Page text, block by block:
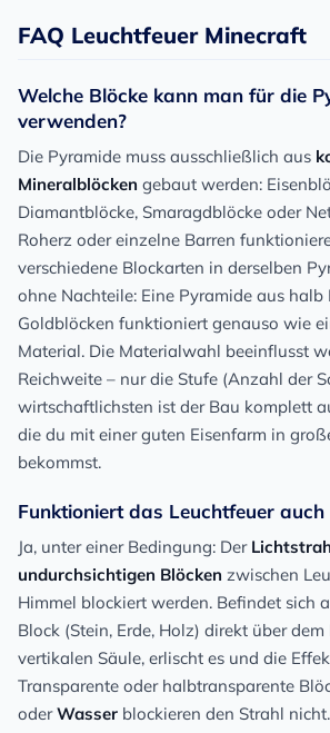
FAQ Leuchtfeuer Minecraft
Welche Blöcke kann man für die
verwenden?
Die Pyramide muss ausschließlich aus
Mineralblöcken gebaut werden:
Diamantblöcke, Smaragdblöcke oder
Roherz oder einzelne Barren
verschiedene Blockarten in derselben
ohne Nachteile: Eine Pyramide aus
Goldblöcken funktioniert genauso wie
Material. Die Materialwahl beeinflusst
Reichweite – nur die Stufe (Anzahl der
wirtschaftlichsten ist der Bau komplett
die du mit einer guten Eisenfarm in
bekommst.
Funktioniert das Leuchtfeuer
Ja, unter einer Bedingung: Der
undurchsichtigen Blöcken zwischen
Himmel blockiert werden. Befindet sich
Block (Stein, Erde, Holz) direkt über
vertikalen Säule, erlischt es und die
Transparente oder halbtransparente
oderWasser blockieren den Strahl